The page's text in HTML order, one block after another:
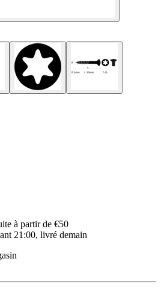
à partir de €50
21:00, livré demain